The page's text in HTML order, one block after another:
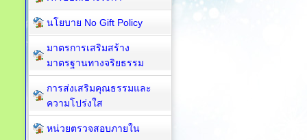
นโยบาย No Gift Policy
มาตรการเสริมสร้าง
มาตรฐานทางจริยธรรม
การส่งเสริมคุณธรรมและ
ความโปร่งใส
หน่วยตรวจสอบภายใน